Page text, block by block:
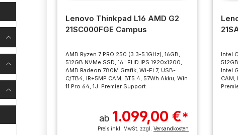
Lenovo Thinkpad L16 AMD G2
21SC000FGE Campus
AMD Ryzen 7 PRO 250 (3.3-5.1GHz), 16GB,
512GB NVMe SSD, 16" FHD IPS 1920x1200,
AMD Radeon 780M Grafik, Wi-Fi 7, USB-
C/TB4, IR+5MP CAM, BT5.4, 57Wh Akku, Win
11 Pro 64, 1J. Premier Support
ab 1.099,00 €*
Preis inkl. MwSt. zzgl. Versandkosten
Intel
Intel
CAM,